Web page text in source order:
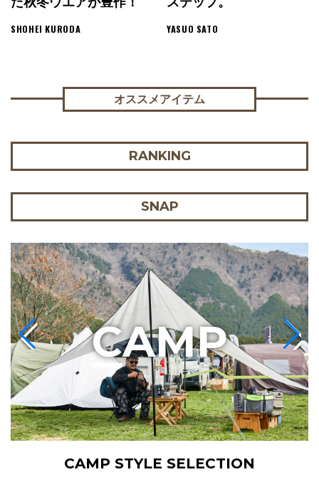
SHOHEI KURODA YASUO SATO
オススメアイテム
RANKING
SNAP
CAMP STYLE SELECTION
CAMP